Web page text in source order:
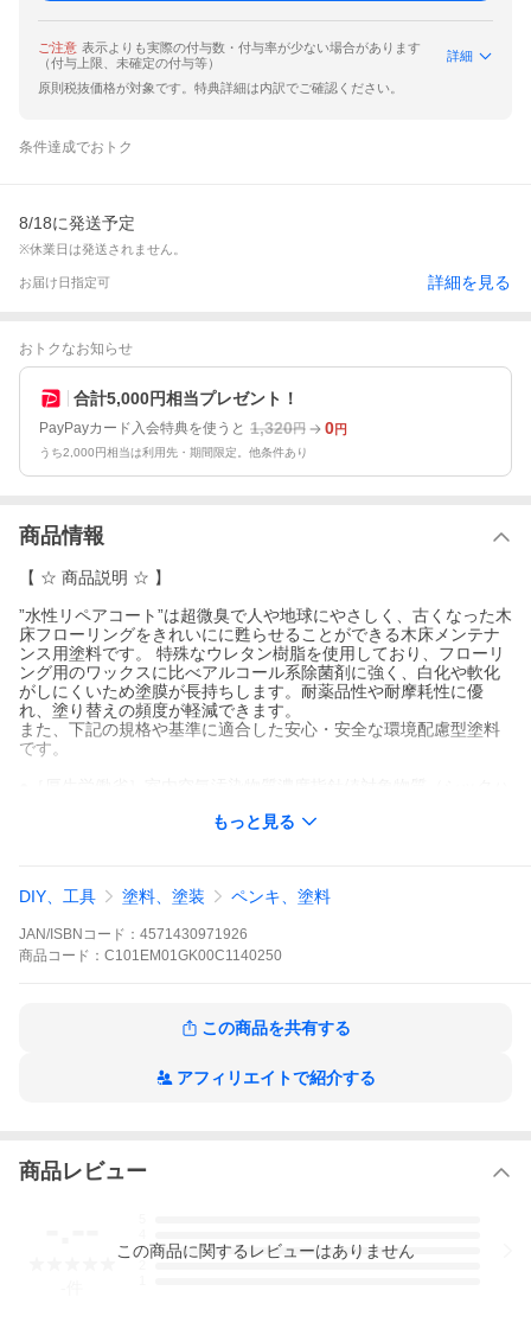
ご注意 表示よりも実際の付与数・付与率が少ない場合があります
（付与上限、未確定の付与等）
詳細
原則税抜価格が対象です。特典詳細は内訳でご確認ください。
条件達成でおトク
8/18に発送予定
※休業日は発送されません。
お届け日指定可 詳細を見る
おトクなお知らせ
合計5,000円相当プレゼント！
PayPayカード入会特典を使うと 1,320円 0円
うち2,000円相当は利用先・期間限定。他条件あり
商品情報
【 ☆ 商品説明 ☆ 】
”水性リペアコート”は超微臭で人や地球にやさしく、古くなった木
床フローリングをきれいにに甦らせることができる木床メンテナ
ンス用塗料です。 特殊なウレタン樹脂を使用しており、フローリ
ング用のワックスに比べアルコール系除菌剤に強く、白化や軟化
がしにくいため塗膜が長持ちします。耐薬品性や耐摩耗性に優
れ、塗り替えの頻度が軽減できます。
また、下記の規格や基準に適合した安心・安全な環境配慮型塗料
です。
●［文部科学省］学校環境衛生基準検査対象物質（シックスクール
● 化学物質管理促進法（PRTR 法）に適合
もっと見る
DIY、工具 塗料、塗装 ペンキ、塗料
JAN/ISBNコード： 4571430971926
商品 コード： C101EM01GK00C1140250
この商品を共有する
アフィリエイトで紹介する
商品レビュー
3
この商品に関するレビューはありません